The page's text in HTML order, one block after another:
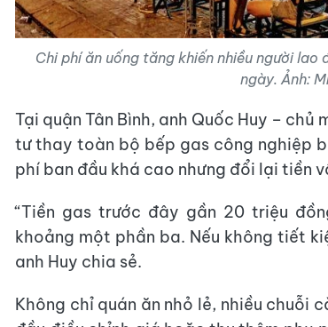
Chi phí ăn uống tăng khiến nhiều người
ngày. Ảnh:
Tại quận Tân Bình, anh Quốc Huy –
tư thay toàn bộ bếp gas công nghiệp
phí ban đầu khá cao nhưng đổi lại tiền
“Tiền gas trước đây gần 20 triệu
khoảng một phần ba. Nếu không tiết
anh Huy chia sẻ.
Không chỉ quán ăn nhỏ lẻ, nhiều chuỗi